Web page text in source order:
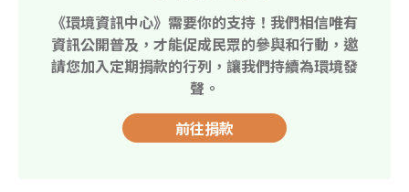
《環境資訊中心》需要你的支持！我們相信唯有
資訊公開普及，才能促成民眾的參與和行動，邀
請您加入定期捐款的行列，讓我們持續為環境發
聲。
前往捐款